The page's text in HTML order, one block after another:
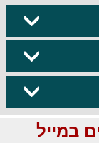
במייל